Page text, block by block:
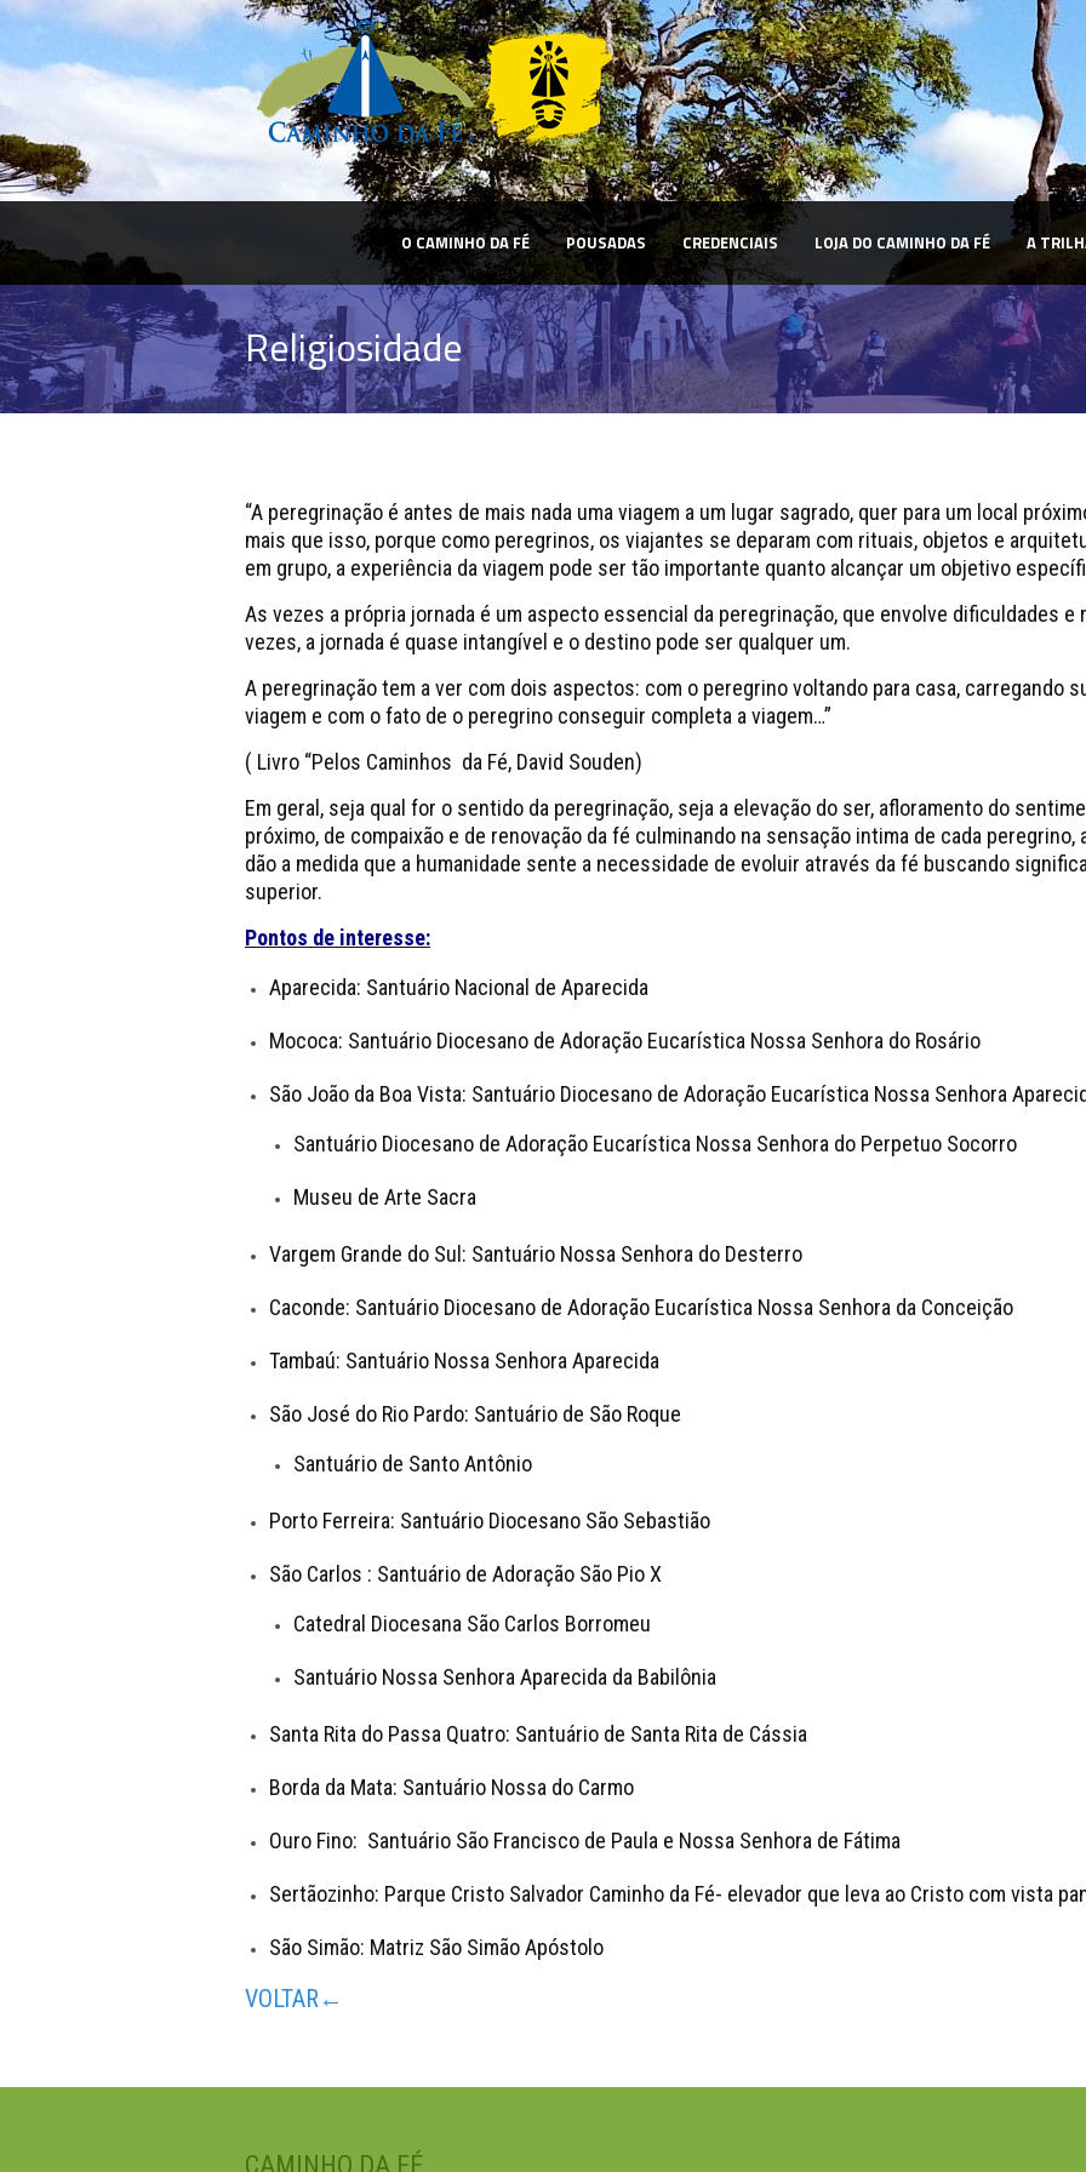
O CAMINHO DA FÉ POUSADAS CREDENCIAIS LOJA DO CAMINHO DA FÉ A
Religiosidade
“A peregrinação é antes de mais nada uma viagem a um lugar sagrado, quer para um local
mais que isso, porque como peregrinos, os viajantes se deparam com rituais, objetos e
em grupo, a experiência da viagem pode ser tão importante quanto alcançar um objetivo
As vezes a própria jornada é um aspecto essencial da peregrinação, que envolve dificuldades
vezes, a jornada é quase intangível e o destino pode ser qualquer um.
A peregrinação tem a ver com dois aspectos: com o peregrino voltando para casa, carregando
viagem e com o fato de o peregrino conseguir completa a viagem…”
( Livro “Pelos Caminhos da Fé, David Souden)
Em geral, seja qual for o sentido da peregrinação, seja a elevação do ser, afloramento do
próximo, de compaixão e de renovação da fé culminando na sensação intima de cada
dão a medida que a humanidade sente a necessidade de evoluir através da fé buscando
superior.
Pontos de interesse:
Aparecida: Santuário Nacional de Aparecida
Mococa: Santuário Diocesano de Adoração Eucarística Nossa Senhora do Rosário
São João da Boa Vista: Santuário Diocesano de Adoração Eucarística Nossa Senhora
Santuário Diocesano de Adoração Eucarística Nossa Senhora do Perpetuo Socorro
Museu de Arte Sacra
Vargem Grande do Sul: Santuário Nossa Senhora do Desterro
Caconde: Santuário Diocesano de Adoração Eucarística Nossa Senhora da Conceição
Tambaú: Santuário Nossa Senhora Aparecida
São José do Rio Pardo: Santuário de São Roque
Santuário de Santo Antônio
Porto Ferreira: Santuário Diocesano São Sebastião
São Carlos : Santuário de Adoração São Pio X
Catedral Diocesana São Carlos Borromeu
Santuário Nossa Senhora Aparecida da Babilônia
Santa Rita do Passa Quatro: Santuário de Santa Rita de Cássia
Borda da Mata: Santuário Nossa do Carmo
Ouro Fino: Santuário São Francisco de Paula e Nossa Senhora de Fátima
Sertãozinho: Parque Cristo Salvador Caminho da Fé- elevador que leva ao Cristo com vista
São Simão: Matriz São Simão Apóstolo
VOLTAR←
CAMINHO DA FÉ